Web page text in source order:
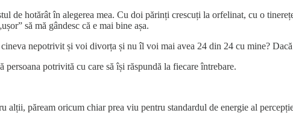
de hotărât în alegerea mea. Cu doi părinți crescuți la orfelinat, cu o
să mă gândesc că e mai bine așa.
nepotrivit și voi divorța și nu îl voi mai avea 24 din 24 cu mine?
potrivită cu care să își răspundă la fiecare întrebare.
alții, păream oricum chiar prea viu pentru standardul de energie al